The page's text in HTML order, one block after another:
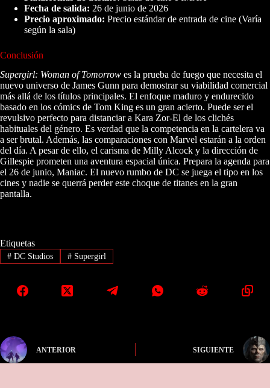
Fecha de salida: 26 de junio de 2026
Precio aproximado: Precio estándar de entrada de cine (Varía
según la sala)
Conclusión
Supergirl: Woman of Tomorrow es la prueba de fuego que necesita el
nuevo universo de James Gunn para demostrar su viabilidad comercial
más allá de los títulos principales. El enfoque maduro y endurecido
basado en los cómics de Tom King es un gran acierto. Puede ser el
revulsivo perfecto para distanciar a Kara Zor-El de los clichés
habituales del género. Es verdad que la competencia en la cartelera va
a ser brutal. Además, las comparaciones con Marvel estarán a la orden
del día. A pesar de ello, el carisma de Milly Alcock y la dirección de
Gillespie prometen una aventura espacial única. Prepara la agenda para
el 26 de junio, Maniac. El nuevo rumbo de DC se juega el tipo en los
cines y nadie se querrá perder este choque de titanes en la gran
pantalla.
Etiquetas
#DC Studios #Supergirl
ANTERIOR SIGUIENTE